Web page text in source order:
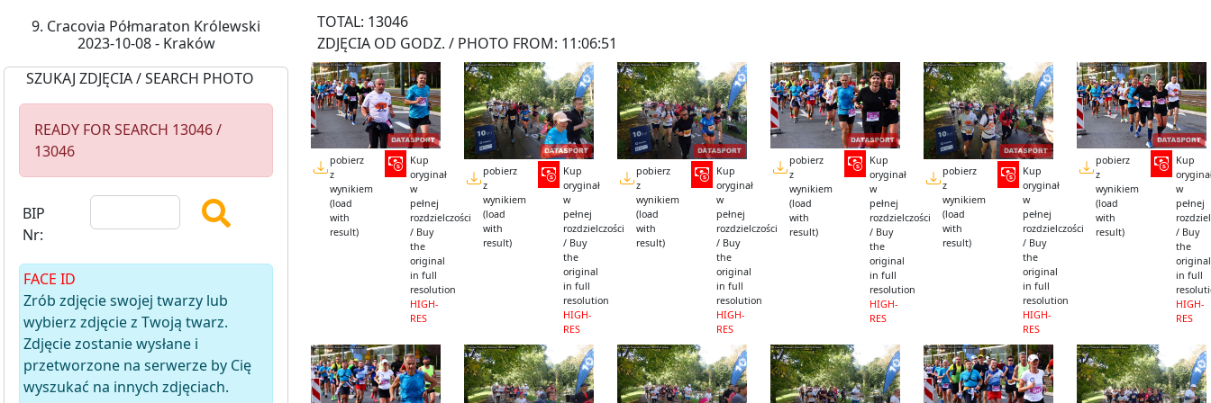
9. Cracovia Półmaraton Królewski
2023-10-08 - Kraków
SZUKAJ ZDJĘCIA / SEARCH PHOTO
READY FOR SEARCH 13046 /
13046
BIP
Nr:
FACE ID
Zrób zdjęcie swojej twarzy lub
wybierz zdjęcie z Twoją twarz.
Zdjęcie zostanie wysłane i
przetworzone na serwerze by Cię
wyszukać na innych zdjęciach.
TOTAL: 13046
ZDJĘCIA OD GODZ. / PHOTO FROM: 11:06:51
pobierz
z
wynikiem
(load
with
result)
Kup
oryginał
w
pełnej
rozdzielczości
/ Buy
the
original
in full
resolution
HIGH-
RES
pobierz
z
wynikiem
(load
with
result)
Kup
oryginał
w
pełnej
rozdzielczości
/ Buy
the
original
in full
resolution
HIGH-
RES
pobierz
z
wynikiem
(load
with
result)
Kup
oryginał
w
pełnej
rozdzielczości
/ Buy
the
original
in full
resolution
HIGH-
RES
pobierz
z
wynikiem
(load
with
result)
Kup
oryginał
w
pełnej
rozdzielczości
/ Buy
the
original
in full
resolution
HIGH-
RES
pobierz
z
wynikiem
(load
with
result)
Kup
oryginał
w
pełnej
rozdzielczości
/ Buy
the
original
in full
resolution
HIGH-
RES
pobierz
z
wynikiem
(load
with
result)
Kup
w
pełnej
/ Buy
the
original
in full
HIGH-
RES